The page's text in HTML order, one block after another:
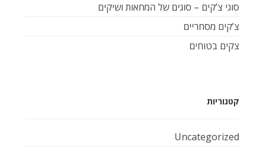
סוגי צ’קים – סוגים של המחאות ושיקים
צ’קים מסחריים
צקים בטוחים
קטגוריות
Uncategorized